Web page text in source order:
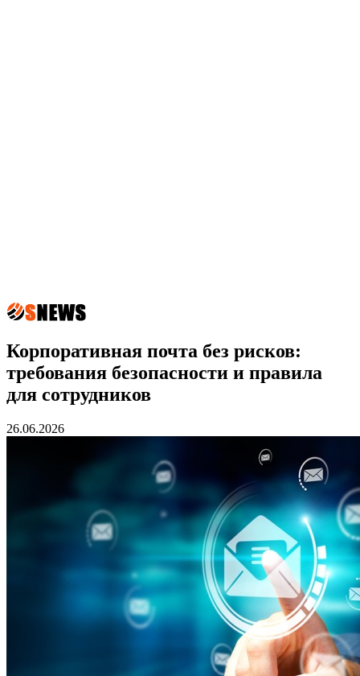
Корпоративная почта без рисков:
требования безопасности и правила
для сотрудников
26.06.2026